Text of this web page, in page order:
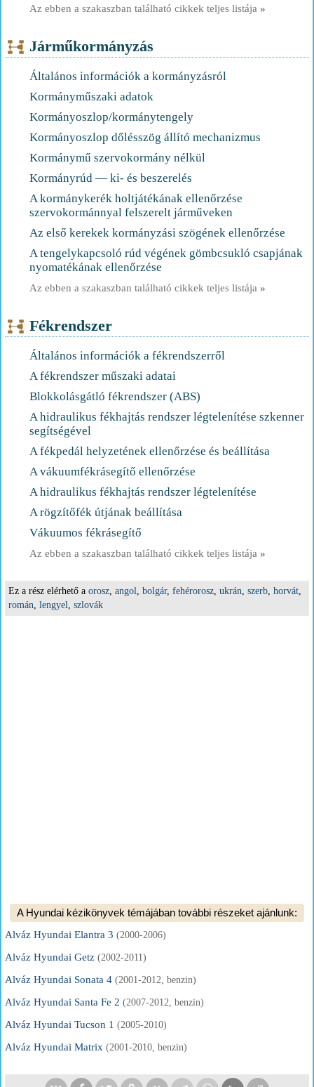
Az ebben a szakaszban található cikkek teljes listája »
Járműkormányzás
Általános információk a kormányzásról
Kormányműszaki adatok
Kormányoszlop/kormánytengely
Kormányoszlop dőlésszög állító mechanizmus
Kormánymű szervokormány nélkül
Kormányrúd — ki- és beszerelés
A kormánykerék holtjátékának ellenőrzése
szervokormánnyal felszerelt járműveken
Az első kerekek kormányzási szögének ellenőrzése
A tengelykapcsoló rúd végének gömbcsukló csapjának
nyomatékának ellenőrzése
Az ebben a szakaszban található cikkek teljes listája »
Fékrendszer
Általános információk a fékrendszerről
A fékrendszer műszaki adatai
Blokkolásgátló fékrendszer (ABS)
A hidraulikus fékhajtás rendszer légtelenítése szkenner
segítségével
A fékpedál helyzetének ellenőrzése és beállítása
A vákuumfékrásegítő ellenőrzése
A hidraulikus fékhajtás rendszer légtelenítése
A rögzítőfék útjának beállítása
Vákuumos fékrásegítő
Az ebben a szakaszban található cikkek teljes listája »
Ez a rész elérhető a orosz, angol, bolgár, fehérorosz, ukrán, szerb, horvát,
román, lengyel, szlovák
A Hyundai kézikönyvek témájában további részeket ajánlunk:
Alváz Hyundai Elantra 3 (2000-2006)
Alváz Hyundai Getz (2002-2011)
Alváz Hyundai Sonata 4 (2001-2012, benzin)
Alváz Hyundai Santa Fe 2 (2007-2012, benzin)
Alváz Hyundai Tucson 1 (2005-2010)
Alváz Hyundai Matrix (2001-2010, benzin)